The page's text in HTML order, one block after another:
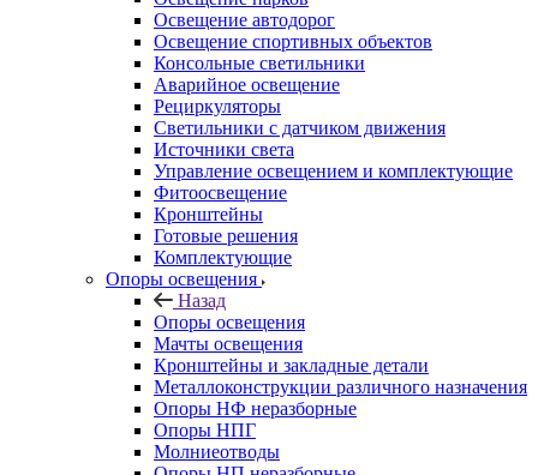
Освещение автодорог
Освещение спортивных объектов
Консольные светильники
Аварийное освещение
Рециркуляторы
Светильники с датчиком движения
Источники света
Управление освещением и комплектующие
Фитоосвещение
Кронштейны
Готовые решения
Комплектующие
Опоры освещения
Назад
Опоры освещения
Мачты освещения
Кронштейны и закладные детали
Металлоконструкции различного назначения
Опоры НФ неразборные
Опоры НПГ
Молниеотводы